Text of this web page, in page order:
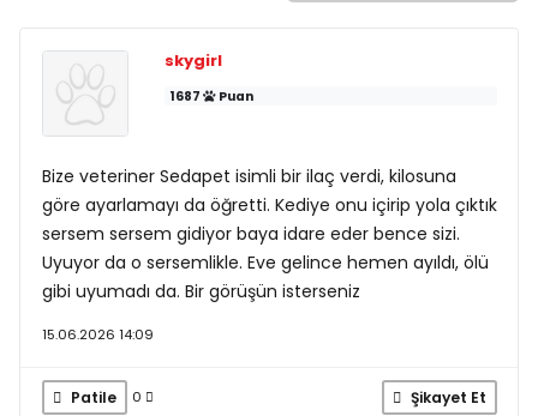
skygirl
1687 Puan
Bize veteriner Sedapet isimli bir ilaç verdi, kilosuna
göre ayarlamayı da öğretti. Kediye onu içirip yola çıktık
sersem sersem gidiyor baya idare eder bence sizi.
Uyuyor da o sersemlikle. Eve gelince hemen ayıldı, ölü
gibi uyumadı da. Bir görüşün isterseniz
15.06.2026 14:09
Patile 0 Şikayet Et